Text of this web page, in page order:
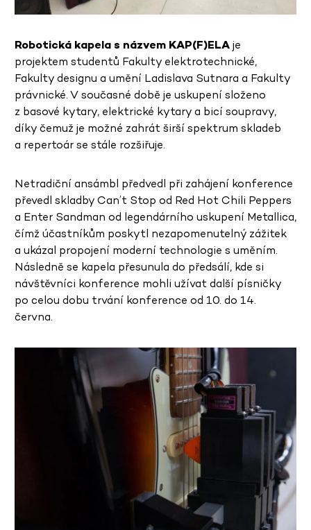
Robotická kapela s názvem KAP(F)ELAje
projektem studentů Fakulty elektrotechnické,
Fakulty designu a umění Ladislava Sutnara a Fakulty
právnické. V současné době je uskupení složeno
z basové kytary, elektrické kytary a bicí soupravy,
díky čemuž je možné zahrát širší spektrum skladeb
a repertoár se stále rozšiřuje.
Netradiční ansámbl předvedl při zahájení konference
převedl skladby Can’t Stop od Red Hot Chili Peppers
a Enter Sandman od legendárního uskupení Metallica,
čímž účastníkům poskytl nezapomenutelný zážitek
a ukázal propojení moderní technologie s uměním.
Následně se kapela přesunula do předsálí, kde si
návštěvníci konference mohli užívat další písničky
po celou dobu trvání konference od 10. do 14.
června.